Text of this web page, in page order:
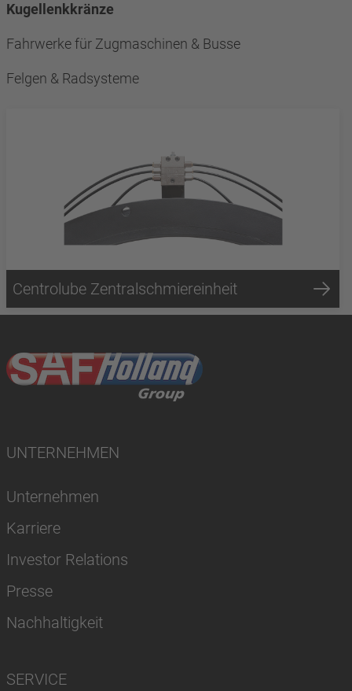
Kugellenkkränze
Fahrwerke für Zugmaschinen & Busse
Felgen & Radsysteme
Centrolube Zentralschmiereinheit
UNTERNEHMEN
Unternehmen
Karriere
Investor Relations
Presse
Nachhaltigkeit
SERVICE